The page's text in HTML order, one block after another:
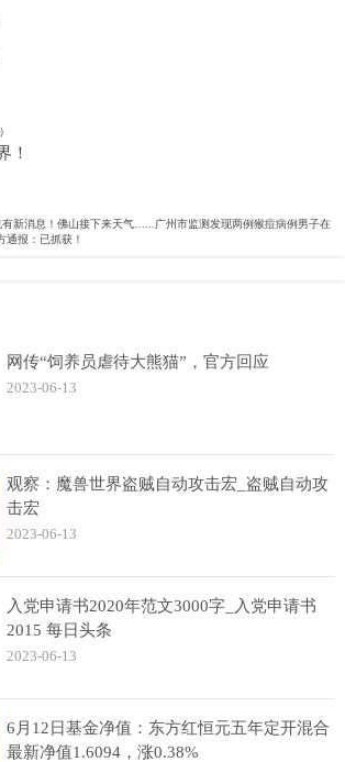
！
新消息！佛山接下来天气…...广州市监测发现两例猴痘病例男子在
通报：已抓获！
网传“饲养员虐待大熊猫”，官方回应
2023-06-13
观察：魔兽世界盗贼自动攻击宏_盗贼自动攻
击宏
2023-06-13
入党申请书2020年范文3000字_入党申请书
2015 每日头条
2023-06-13
6月12日基金净值：东方红恒元五年定开混合
最新净值1.6094，涨0.38%